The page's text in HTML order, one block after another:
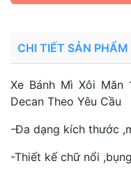
CHI TIẾT SẢN PHẨM
Xe Bánh Mì Xôi Măn
Decan Theo Yêu Cầu
-Đa dạng kích thước
-Thiết kế chữ nổi